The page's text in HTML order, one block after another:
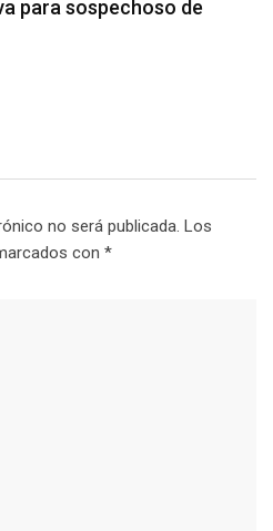
largas filas para
no será publicada. Los
con *